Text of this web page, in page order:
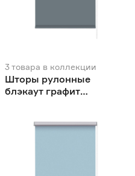
3товара в коллекции
Шторы рулонные
блэкаут графит